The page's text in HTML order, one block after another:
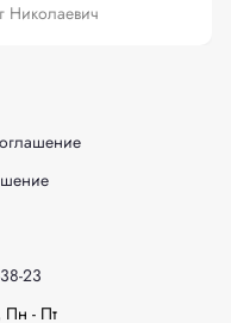
23
Пн - Пт